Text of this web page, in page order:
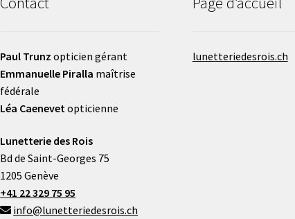
Paul Trunz opticien gérant
Emmanuelle Piralla maîtrise
fédérale
Léa Caenevet opticienne
Lunetterie des Rois
Bd de Saint-Georges 75
1205 Genève
+41 22 329 75 95
info@lunetteriedesrois.ch
lunetteriedesrois.ch